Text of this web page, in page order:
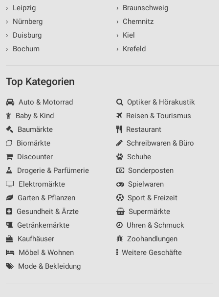
›
Leipzig
›
Nürnberg
›
Duisburg
›
Bochum
› Braunschweig
› Chemnitz
› Kiel
› Krefeld
Top Kategorien
Auto & Motorrad
Baby & Kind
Baumärkte
Biomärkte
Discounter
Drogerie & Parfümerie
Elektromärkte
Garten & Pflanzen
Gesundheit & Ärzte
Getränkemärkte
Kaufhäuser
Möbel & Wohnen
Mode & Bekleidung
Optiker & Hörakustik
Reisen & Tourismus
Restaurant
Schreibwaren & Büro
Schuhe
Sonderposten
Spielwaren
Sport & Freizeit
Supermärkte
Uhren & Schmuck
Zoohandlungen
Weitere Geschäfte